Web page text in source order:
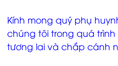
Kính mong quý phụ
chúng tôi trong quá
tương lai và chắp cánh